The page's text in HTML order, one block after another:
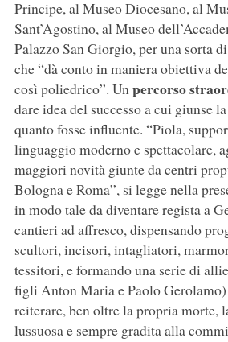
Principe, al Museo Diocesano, al
Sant’Agostino, al Museo
Palazzo San Giorgio, per una sorta
che “dà conto in maniera obiettiva
così poliedrico”. Unpercorso
dare idea del successo a cui giunse
quanto fosse influente. “Piola,
linguaggio moderno e spettacolare,
maggiori novità giunte da centri
Bologna e Roma”, si legge nella
in modo tale da diventare regista a
cantieri ad affresco, dispensando
scultori, incisori, intagliatori,
tessitori, e formando una serie di
figli Anton Maria e Paolo
reiterare, ben oltre la propria morte,
lussuosa e sempre gradita alla